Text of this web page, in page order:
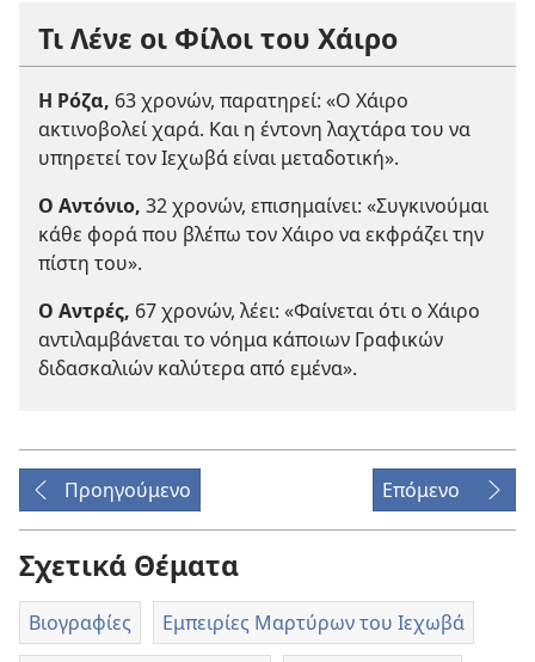
Τι Λένε οι Φίλοι του Χάιρο
Η Ρόζα, 63 χρονών, παρατηρεί: «Ο Χάιρο
ακτινοβολεί χαρά. Και η έντονη λαχτάρα του να
υπηρετεί τον Ιεχωβά είναι μεταδοτική».
Ο Αντόνιο, 32 χρονών, επισημαίνει: «Συγκινούμαι
κάθε φορά που βλέπω τον Χάιρο να εκφράζει την
πίστη του».
Ο Αντρές, 67 χρονών, λέει: «Φαίνεται ότι ο Χάιρο
αντιλαμβάνεται το νόημα κάποιων Γραφικών
διδασκαλιών καλύτερα από εμένα».
Προηγούμενο Επόμενο
Σχετικά Θέματα
Βιογραφίες Εμπειρίες Μαρτύρων του Ιεχωβά